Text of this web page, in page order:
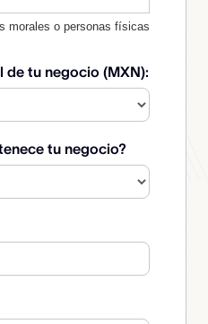
morales o personas físicas
de tu negocio (MXN):
tu negocio?